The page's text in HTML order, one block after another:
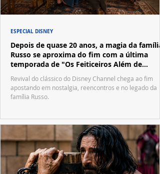
Depois de quase 20 anos, a magia da família
Russo se aproxima do fim com a última
temporada de "Os Feiticeiros Além de
Revival do clássico do Disney Channel chega ao fim
apostando em nostalgia, reencontros e no legado da
família Russo.
ESPECIAL DISNEY